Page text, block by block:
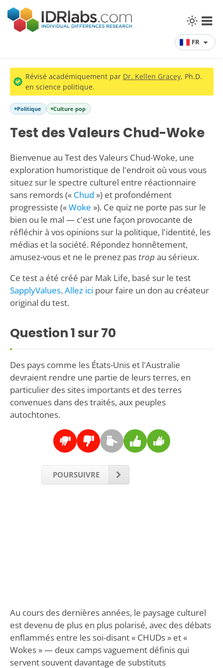
FR
Révisé académiquement par Dr. Kellen Gracey, Ph.D.
en science politique.
Politique Culture pop
Test des Valeurs Chud-Woke
Bienvenue au Test des Valeurs Chud-Woke, une
exploration humoristique de l'endroit où vous vous
situez sur le spectre culturel entre réactionnaire
sans remords (« Chud ») et profondément
progressiste («Woke »). Ce quiz ne porte pas sur le
bien ou le mal — c'est une façon provocante de
réfléchir à vos opinions sur la politique, l'identité, les
médias et la société. Répondez honnêtement,
amusez-vous et ne le prenez pas trop au sérieux.
Ce test a été créé par Mak Life, basé sur le test
SapplyValues. Allez ici pour faire un don au créateur
original du test.
Question1sur 70
Des pays comme les États-Unis et l'Australie
devraient rendre une partie de leurs terres, en
particulier des sites importants et des terres
convenues dans des traités, aux peuples
autochtones.
POURSUIVRE
Au cours des dernières années, le paysage culturel
est devenu de plus en plus polarisé, avec des débats
enflammés entre les soi-disant « CHUDs » et «
Wokes » — deux camps vaguement définis qui
servent souvent davantage de substituts